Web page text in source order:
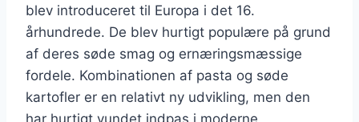
blev introduceret til Europa i det 16.
århundrede. De blev hurtigt populære på grund
af deres søde smag og ernæringsmæssige
fordele. Kombinationen af pasta og søde
kartofler er en relativt ny udvikling, men den
har hurtigt vundet indpas i moderne